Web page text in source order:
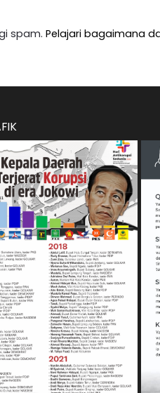
spam. Pelajari bagaimana